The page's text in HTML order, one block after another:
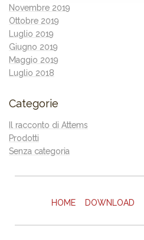
Novembre 2019
Ottobre 2019
Luglio 2019
Giugno 2019
Maggio 2019
Luglio 2018
Categorie
Il racconto di Attems
Prodotti
Senza categoria
HOME DOWNLOAD